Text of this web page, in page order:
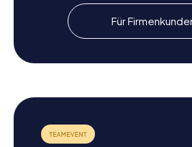
Nach der Schnitzeljagd in
Umgebung erkunden
Nach eurer Schnitzeljagd in Livry-
dem ihr die Natur genießen könnt.
Wochenmarktes in der Nähe des
Gargan lohnt sich, um frische
kaufen. Wenn ihr noch mehr über die
Für